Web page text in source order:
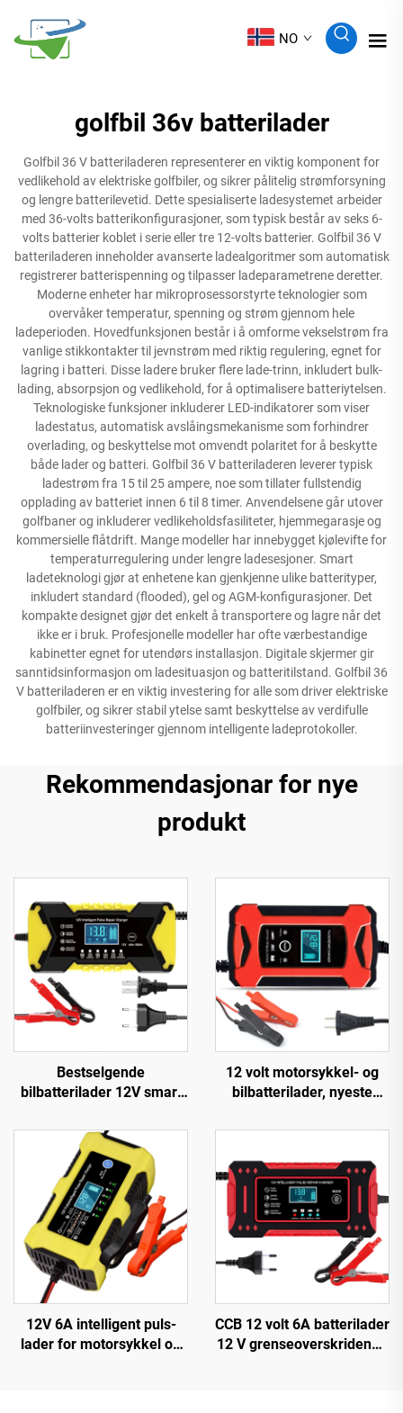
NO
golfbil 36v batterilader
Golfbil 36 V batteriladeren representerer en viktig komponent for
vedlikehold av elektriske golfbiler, og sikrer pålitelig strømforsyning
og lengre batterilevetid. Dette spesialiserte ladesystemet arbeider
med 36-volts batterikonfigurasjoner, som typisk består av seks 6-
volts batterier koblet i serie eller tre 12-volts batterier. Golfbil 36 V
batteriladeren inneholder avanserte ladealgoritmer som automatisk
registrerer batterispenning og tilpasser ladeparametrene deretter.
Moderne enheter har mikroprosessorstyrte teknologier som
overvåker temperatur, spenning og strøm gjennom hele
ladeperioden. Hovedfunksjonen består i å omforme vekselstrøm fra
vanlige stikkontakter til jevnstrøm med riktig regulering, egnet for
lagring i batteri. Disse ladere bruker flere lade-trinn, inkludert bulk-
lading, absorpsjon og vedlikehold, for å optimalisere batteriytelsen.
Teknologiske funksjoner inkluderer LED-indikatorer som viser
ladestatus, automatisk avslåingsmekanisme som forhindrer
overlading, og beskyttelse mot omvendt polaritet for å beskytte
både lader og batteri. Golfbil 36 V batteriladeren leverer typisk
ladestrøm fra 15 til 25 ampere, noe som tillater fullstendig
opplading av batteriet innen 6 til 8 timer. Anvendelsene går utover
golfbaner og inkluderer vedlikeholdsfasiliteter, hjemmegarasje og
kommersielle flåtdrift. Mange modeller har innebygget kjølevifte for
temperaturregulering under lengre ladesesjoner. Smart
ladeteknologi gjør at enhetene kan gjenkjenne ulike batterityper,
inkludert standard (flooded), gel og AGM-konfigurasjoner. Det
kompakte designet gjør det enkelt å transportere og lagre når det
ikke er i bruk. Profesjonelle modeller har ofte værbestandige
kabinetter egnet for utendørs installasjon. Digitale skjermer gir
sanntidsinformasjon om ladesituasjon og batteritilstand. Golfbil 36
V batteriladeren er en viktig investering for alle som driver elektriske
golfbiler, og sikrer stabil ytelse samt beskyttelse av verdifulle
batteriinvesteringer gjennom intelligente ladeprotokoller.
Rekommendasjonar for nye
produkt
Bestselgende
bilbatterilader 12V smart
reparasjonsbatterilader,
intelligent pulsreparasjon
12V batterilader
12 volt motorsykkel- og
bilbatterilader, nyeste
batterilader 6A automatisk
produkter
12V 6A intelligent puls-
lader for motorsykkel og
CCB 12 volt 6A batterilader
12 V grenseoverskridende